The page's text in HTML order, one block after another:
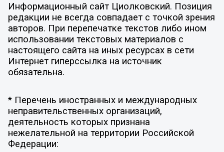
Информационный сайт Циолковский. Позиция
редакции не всегда совпадает с точкой зрения
авторов. При перепечатке текстов либо ином
использовании текстовых материалов с
настоящего сайта на иных ресурсах в сети
Интернет гиперссылка на источник
обязательна.
* Перечень иностранных и международных
неправительственных организаций,
деятельность которых признана
нежелательной на территории Российской
Федерации: